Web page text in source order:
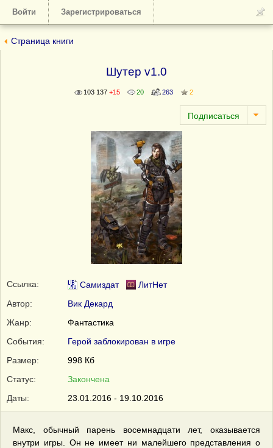
Войти Зарегистрироваться
Страница книги
Шутер v1.0
103 137 +15 20 263 2
Ссылка: Самиздат
ЛитНет
Автор:
Вик Декард
Жанр:
Фантастика
События:
Герой заблокирован в игре
Размер:
998 Кб
Статус:
Закончена
Даты:
23.01.2016 - 19.10.2016
Макс, обычный парень восемнадцати лет, оказывается
внутри игры. Он не имеет ни малейшего представления о